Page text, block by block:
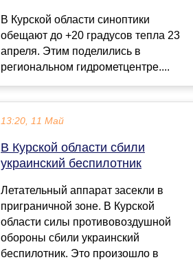
В Курской области синоптики
обещают до +20 градусов тепла 23
апреля. Этим поделились в
региональном гидрометцентре....
13:20, 11 Май
В Курской области сбили
украинский беспилотник
Летательный аппарат засекли в
приграничной зоне. В Курской
области силы противовоздушной
обороны сбили украинский
беспилотник. Это произошло в